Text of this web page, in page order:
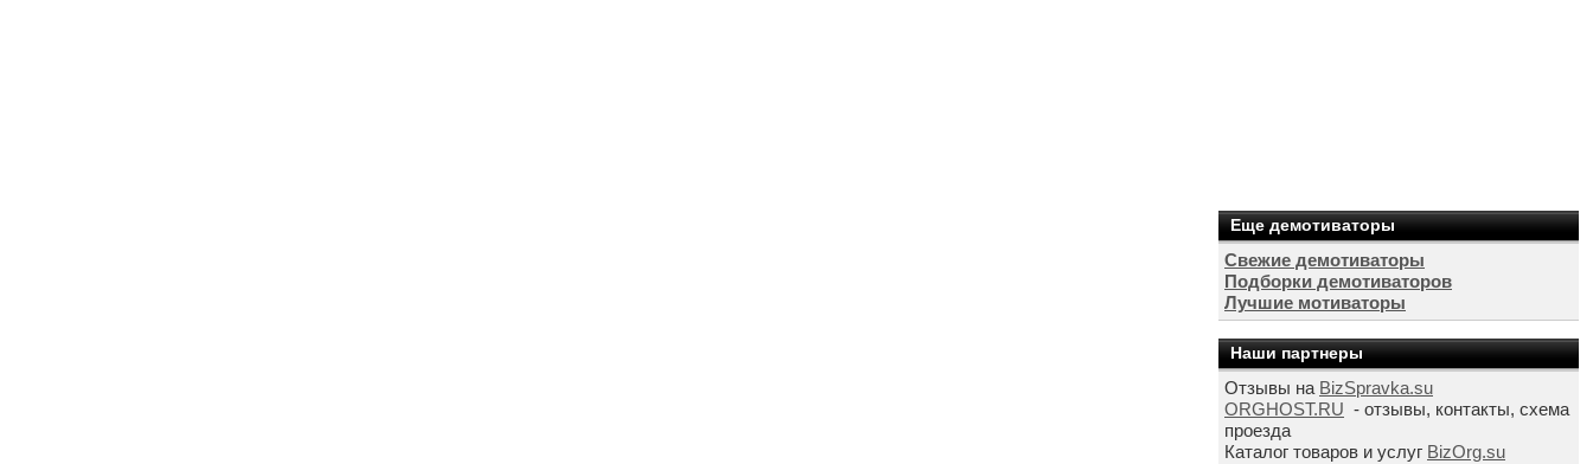
Еще демотиваторы
Свежие демотиваторы
Подборки демотиваторов
Лучшие мотиваторы
Наши партнеры
Отзывы на BizSpravka.su
ORGHOST.RU - отзывы, контакты, схема
проезда
Каталог товаров и услуг BizOrg.su